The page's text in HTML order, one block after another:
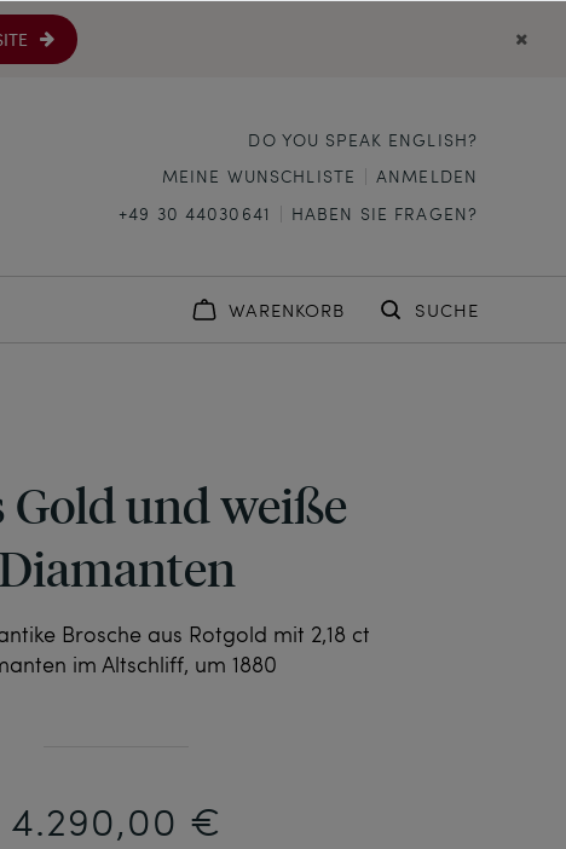
DO YOU SPEAK ENGLISH?
MEINE WUNSCHLISTE
ANMELDEN
+49 30 44030641
HABEN SIE FRAGEN?
WARENKORB SUCHE
Gold und weiße
Diamanten
Brosche aus Rotgold mit 2,18 ct
im Altschliff, um 1880
4.290,00 €